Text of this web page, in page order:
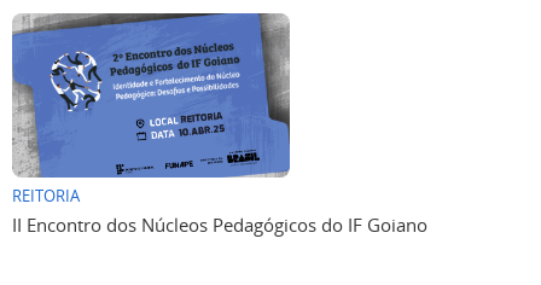
REITORIA
II Encontro dos Núcleos Pedagógicos do IF Goiano